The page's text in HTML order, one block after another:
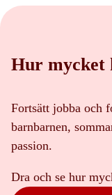
Hur mycket
Fortsätt jobba och
barnbarnen,
passion.
Dra och se hur